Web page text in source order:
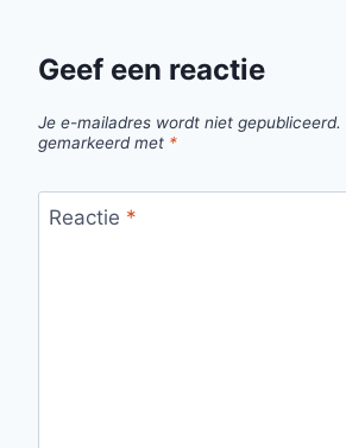
Geef een reactie
Je e-mailadres wordt niet gepubliceerd.
gemarkeerd met *
Reactie *